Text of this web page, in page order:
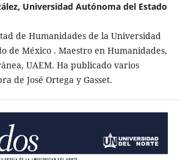
Universidad Autónoma del Estado
de Humanidades de la Universidad
de México . Maestro en Humanidades,
UAEM. Ha publicado varios
de José Ortega y Gasset.